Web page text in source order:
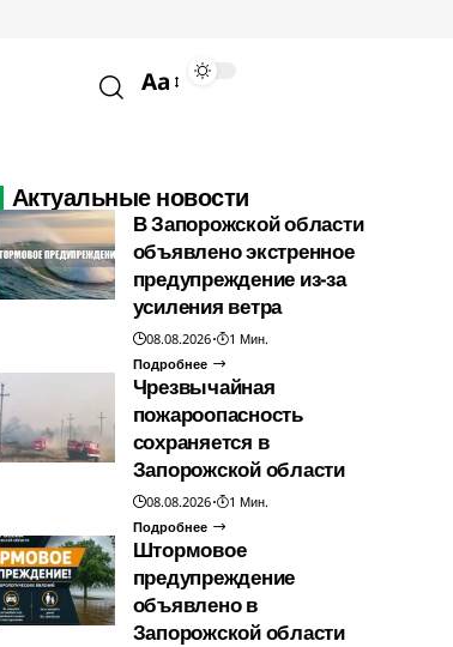
Aa
Актуальные новости
В Запорожской области
объявлено экстренное
предупреждение из-за
усиления ветра
08.08.2026
1 Мин.
Подробнее
Чрезвычайная
пожароопасность
сохраняется в
Запорожской области
08.08.2026
1 Мин.
Подробнее
Штормовое
предупреждение
объявлено в
Запорожской области